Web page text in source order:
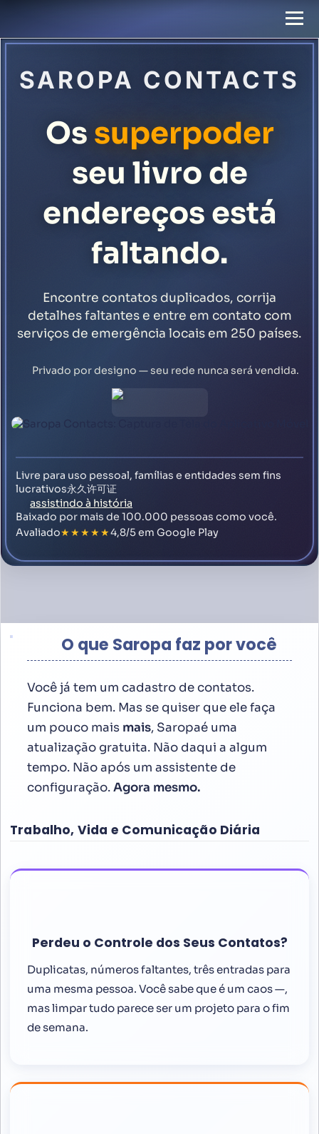
SAROPA CONTACTS
Os superpoder
seu livro de
endereços está
faltando.
Encontre contatos duplicados, corrija
detalhes faltantes e entre em contato com
serviços de emergência locais em 250 países.
Privado por designo — seu rede nunca será vendida.
Livre para uso pessoal, famílias e entidades sem fins
lucrativos永久许可证
assistindo à história
Baixado por mais de 100.000 pessoas como você.
Avaliado★★★★★4,8/5 em Google Play
O que Saropa faz por você
Você já tem um cadastro de contatos.
Funciona bem. Mas se quiser que ele faça
um pouco mais mais, Saropaé uma
atualização gratuita. Não daqui a algum
tempo. Não após um assistente de
configuração.Agora mesmo.
Trabalho, Vida e Comunicação Diária
Perdeu o Controle dos Seus Contatos?
Duplicatas, números faltantes, três entradas para
uma mesma pessoa. Você sabe que é um caos —,
mas limpar tudo parece ser um projeto para o fim
de semana.